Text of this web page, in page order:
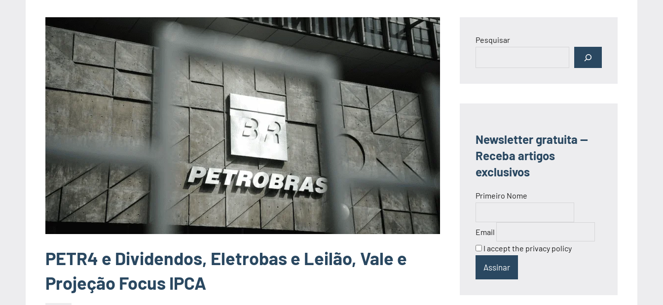
PETR4 e Dividendos, Eletrobas e Leilão, Vale e
Projeção Focus IPCA
Pesquisar
Newsletter gratuita —
Receba artigos
exclusivos
Primeiro Nome
Email
I accept the privacy policy